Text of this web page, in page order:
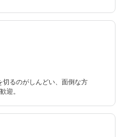
切るのがしんどい、面倒な方
迎。